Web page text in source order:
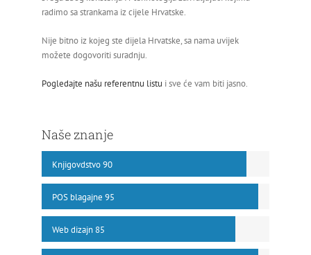
radimo sa strankama iz cijele Hrvatske.
Nije bitno iz kojeg ste dijela Hrvatske, sa nama uvijek
možete dogovoriti suradnju.
Pogledajte našu referentnu listu i sve će vam biti jasno.
Naše znanje
Knjigovdstvo90
POS blagajne 95
Web dizajn 85